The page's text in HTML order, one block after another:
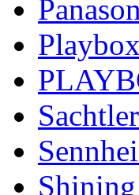
Sachtler